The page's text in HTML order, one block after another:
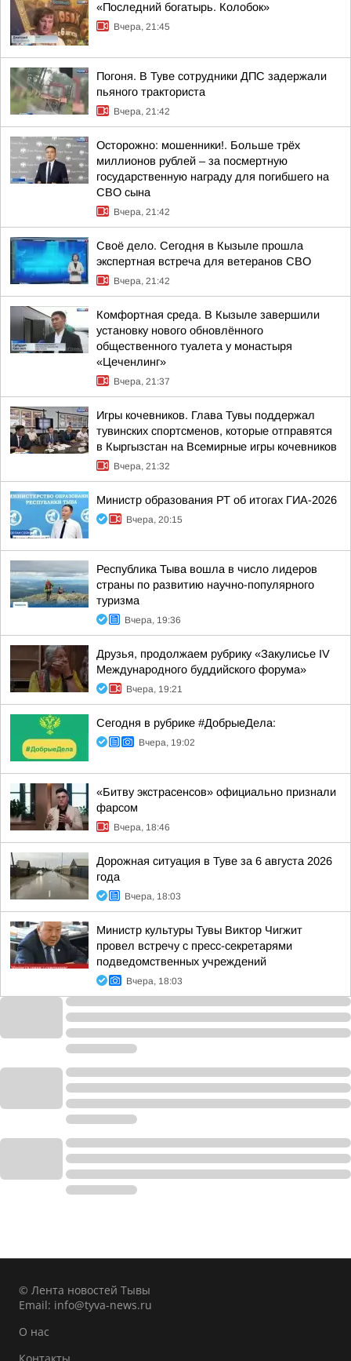
«Последний богатырь. Колобок»
Вчера, 21:45
Погоня. В Туве сотрудники ДПС задержали
пьяного тракториста
Вчера, 21:42
Осторожно: мошенники!. Больше трёх
миллионов рублей – за посмертную
государственную награду для погибшего на
СВО сына
Вчера, 21:42
Своё дело. Сегодня в Кызыле прошла
экспертная встреча для ветеранов СВО
Вчера, 21:42
Комфортная среда. В Кызыле завершили
установку нового обновлённого
общественного туалета у монастыря
«Цеченлинг»
Вчера, 21:37
Игры кочевников. Глава Тувы поддержал
тувинских спортсменов, которые отправятся
в Кыргызстан на Всемирные игры кочевников
Вчера, 21:32
Министр образования РТ об итогах ГИА-2026
Вчера, 20:15
Республика Тыва вошла в число лидеров
страны по развитию научно-популярного
туризма
Вчера, 19:36
Друзья, продолжаем рубрику «Закулисье IV
Международного буддийского форума»
Вчера, 19:21
Сегодня в рубрике #ДобрыеДела:
Вчера, 19:02
«Битву экстрасенсов» официально признали
фарсом
Вчера, 18:46
Дорожная ситуация в Туве за 6 августа 2026
года
Вчера, 18:03
Министр культуры Тувы Виктор Чигжит
провел встречу с пресс-секретарями
подведомственных учреждений
Вчера, 18:03
© Лента новостей Тывы
Email: info@tyva-news.ru
О нас